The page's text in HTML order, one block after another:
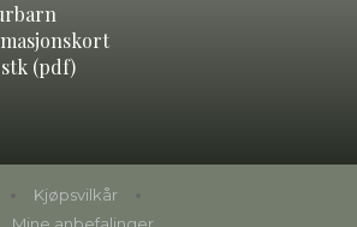
(pdf)
Kjøpsvilkår